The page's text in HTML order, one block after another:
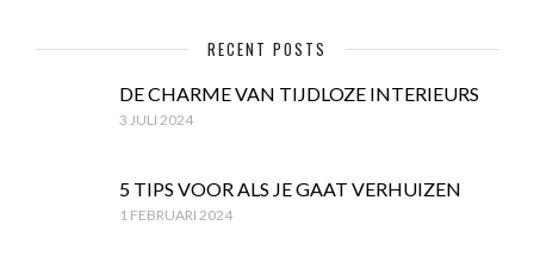
RECENT POSTS
DE CHARME VAN TIJDLOZE INTERIEURS
3 JULI 2024
5 TIPS VOOR ALS JE GAAT VERHUIZEN
1 FEBRUARI 2024